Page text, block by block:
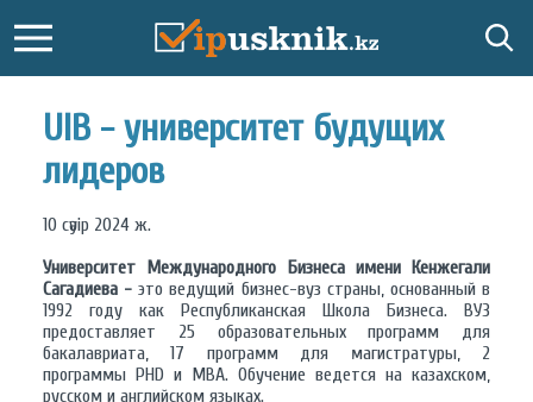
UIB - университет будущих
лидеров
10 сәуiр 2024 ж.
Университет Международного Бизнеса имени Кенжегали
Сагадиева -это ведущий бизнес-вуз страны, основанный в
1992 году как Республиканская Школа Бизнеса. ВУЗ
предоставляет 25 образовательных программ для
бакалавриата, 17 программ для магистратуры, 2
программы PHD и MBA. Обучение ведется на казахском,
русском и английском языках.